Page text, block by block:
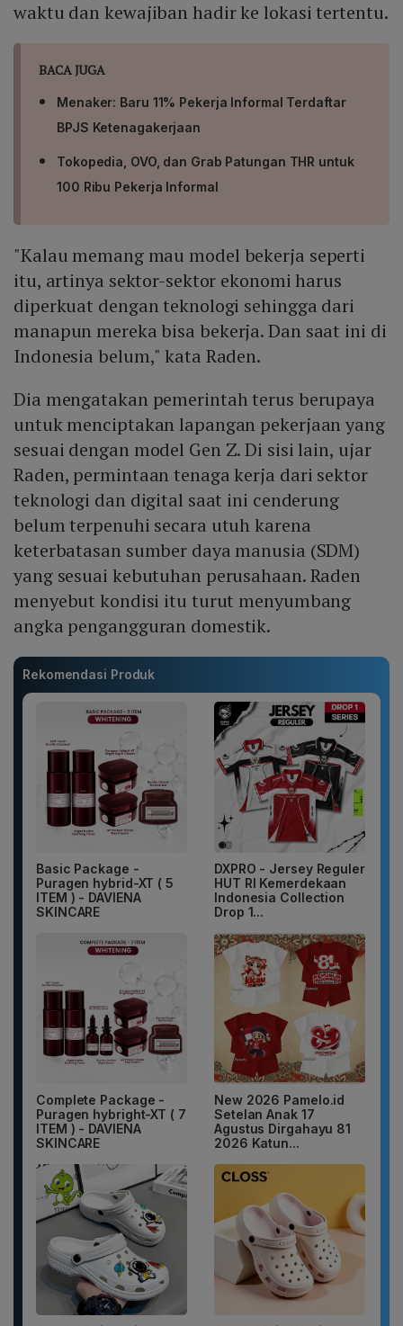
waktu dan kewajiban hadir ke lokasi tertentu.
BACA JUGA
Menaker: Baru 11% Pekerja Informal Terdaftar
BPJS Ketenagakerjaan
Tokopedia, OVO, dan Grab Patungan THR untuk
100 Ribu Pekerja Informal
"Kalau memang mau model bekerja seperti
itu, artinya sektor-sektor ekonomi harus
diperkuat dengan teknologi sehingga dari
manapun mereka bisa bekerja. Dan saat ini di
Indonesia belum," kata Raden.
Dia mengatakan pemerintah terus berupaya
untuk menciptakan lapangan pekerjaan yang
sesuai dengan model Gen Z. Di sisi lain, ujar
Raden, permintaan tenaga kerja dari sektor
teknologi dan digital saat ini cenderung
belum terpenuhi secara utuh karena
keterbatasan sumber daya manusia (SDM)
yang sesuai kebutuhan perusahaan. Raden
menyebut kondisi itu turut menyumbang
angka pengangguran domestik.
Rekomendasi Produk
Basic Package -
Puragen hybrid-XT ( 5
ITEM ) - DAVIENA
SKINCARE
DXPRO - Jersey Reguler
HUT RI Kemerdekaan
Indonesia Collection
Drop 1...
Complete Package -
Puragen hybright-XT ( 7
ITEM ) - DAVIENA
SKINCARE
New 2026 Pamelo.id
Setelan Anak 17
Agustus Dirgahayu 81
2026 Katun...